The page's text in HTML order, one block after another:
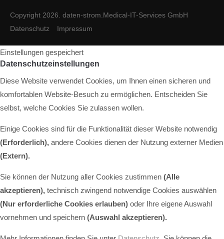
Copyright 2026. daten-strom.Medical-IT-Services GmbH
Datenschutz
Impressum
Einstellungen gespeichert
Datenschutzeinstellungen
Diese Website verwendet Cookies, um Ihnen einen sicheren und
komfortablen Website-Besuch zu ermöglichen. Entscheiden Sie
selbst, welche Cookies Sie zulassen wollen.
Einige Cookies sind für die Funktionalität dieser Website notwendig
(Erforderlich), andere Cookies dienen der Nutzung externer Medien
(Extern).
Sie können der Nutzung aller Cookies zustimmen (Alle
akzeptieren), technisch zwingend notwendige Cookies auswählen
(Nur erforderliche Cookies erlauben) oder Ihre eigene Auswahl
vornehmen und speichern (Auswahl akzeptieren).